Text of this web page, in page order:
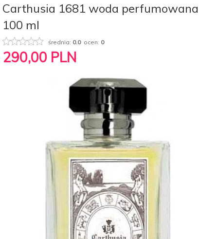
Carthusia 1681 woda perfumowana
100 ml
średnia: 0.0ocen: 0
290,00 PLN